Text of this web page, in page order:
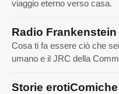
viaggio eterno verso casa.
Radio Frankenstein
Cosa ti fa essere ciò che
umano e il JRC della
Storie